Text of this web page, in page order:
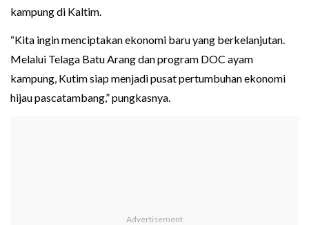
kampung di Kaltim.
“Kita ingin menciptakan ekonomi baru yang berkelanjutan.
Melalui Telaga Batu Arang dan program DOC ayam
kampung, Kutim siap menjadi pusat pertumbuhan ekonomi
hijau pascatambang,” pungkasnya.